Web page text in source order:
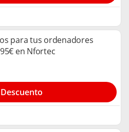
para tus ordenadores
en Nfortec